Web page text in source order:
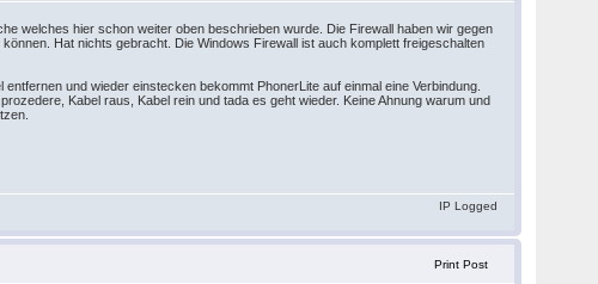
welches hier schon weiter oben beschrieben wurde. Die Firewall haben wir gegen
Hat nichts gebracht. Die Windows Firewall ist auch komplett freigeschalten
und wieder einstecken bekommt PhonerLite auf einmal eine Verbindung.
Kabel raus, Kabel rein und tada es geht wieder. Keine Ahnung warum und
IP Logged
Print Post